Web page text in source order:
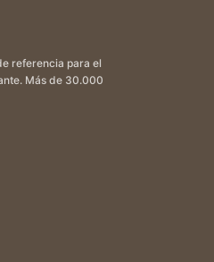
referencia para el
Más de 30.000